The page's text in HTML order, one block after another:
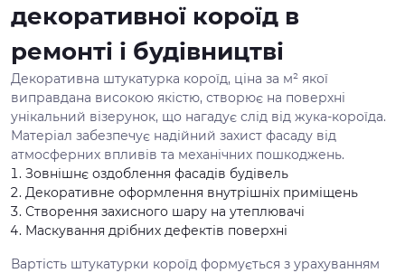
декоративної короїд в
ремонті і будівництві
Декоративна штукатурка короїд, ціна за м² якої
виправдана високою якістю, створює на поверхні
унікальний візерунок, що нагадує слід від жука-короїда.
Матеріал забезпечує надійний захист фасаду від
атмосферних впливів та механічних пошкоджень.
Зовнішнє оздоблення фасадів будівель
Декоративне оформлення внутрішніх приміщень
Створення захисного шару на утеплювачі
Маскування дрібних дефектів поверхні
Вартість штукатурки короїд формується з урахуванням